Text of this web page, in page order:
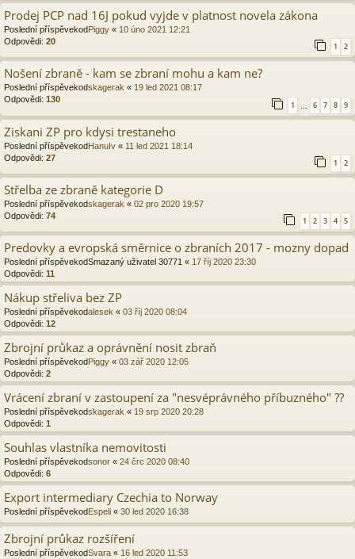
Prodej PCP nad 16J pokud vyjde v platnost novela zákona
Poslední příspěvekodPiggy « 10 úno 2021 12:21
Odpovědi: 20
1 2
Nošení zbraně - kam se zbraní mohu a kam ne?
Poslední příspěvekodskagerak « 19 led 2021 08:17
Odpovědi: 130
1 6 7 8 9
Ziskani ZP pro kdysi trestaneho
Poslední příspěvekodHanuIv « 11 led 2021 18:14
Odpovědi: 27
1 2
Střelba ze zbraně kategorie D
Poslední příspěvekodskagerak « 02 pro 2020 19:57
Odpovědi: 74
1 2 3 4 5
Predovky a evropská směrnice o zbraních 2017 - mozny dopad
Poslední příspěvekodSmazaný uživatel 30771 « 17 říj 2020 23:30
Odpovědi: 11
Nákup střeliva bez ZP
Poslední příspěvekodalesek « 03 říj 2020 08:04
Odpovědi: 12
Zbrojní průkaz a oprávnění nosit zbraň
Poslední příspěvekod Piggy « 03 zář 2020 12:05
Odpovědi: 2
Vrácení zbraní v zastoupení za "nesvéprávného příbuzného" ??
Poslední příspěvekodskagerak « 19 srp 2020 20:28
Odpovědi: 1
Souhlas vlastníka nemovitosti
Poslední příspěvekodsonor « 24 črc 2020 08:40
Odpovědi: 6
Export intermediary Czechia to Norway
Poslední příspěvekod Espeli « 30 led 2020 16:38
Zbrojní průkaz rozšíření
Poslední příspěvekodSvara « 16 led 2020 11:53